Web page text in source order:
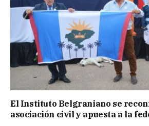
El Instituto Belgraniano se
asociación civil y apuesta a la